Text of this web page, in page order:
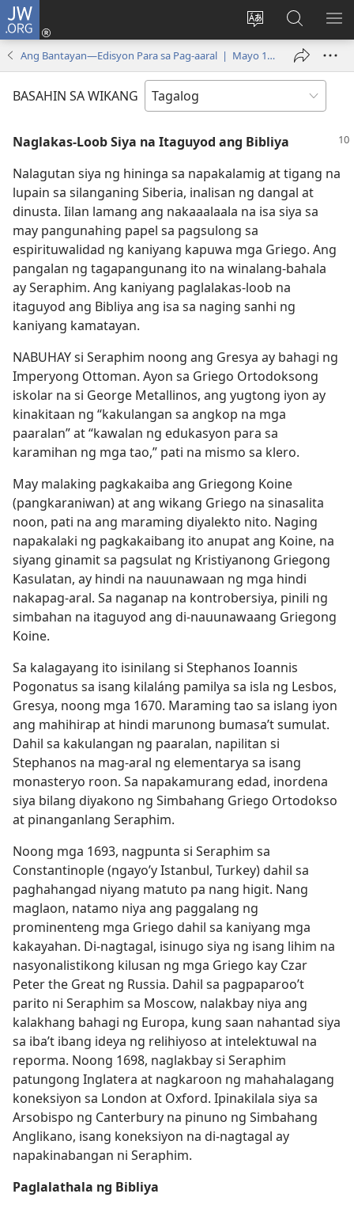
JW.ORG
Baguhin
ang
ng
Mag-
log
(may
bubukas
window)
sa
JW.ORG
Ang Bantayan—Edisyon Para sa Pag-aaral | Mayo 15, 2006
BASAHIN SA WIKANG
Naglakas-Loob Siya na Itaguyod ang Bibliya
Nalagutan siya ng hininga sa napakalamig at tigang na
lupain sa silanganing Siberia, inalisan ng dangal at
dinusta. Iilan lamang ang nakaaalaala na isa siya sa
may pangunahing papel sa pagsulong sa
espirituwalidad ng kaniyang kapuwa mga Griego. Ang
pangalan ng tagapangunang ito na winalang-bahala
ay Seraphim. Ang kaniyang paglalakas-loob na
itaguyod ang Bibliya ang isa sa naging sanhi ng
kaniyang kamatayan.
NABUHAY si Seraphim noong ang Gresya ay bahagi ng
Imperyong Ottoman. Ayon sa Griego Ortodoksong
iskolar na si George Metallinos, ang yugtong iyon ay
kinakitaan ng “kakulangan sa angkop na mga
paaralan” at “kawalan ng edukasyon para sa
karamihan ng mga tao,” pati na mismo sa klero.
May malaking pagkakaiba ang Griegong Koine
(pangkaraniwan) at ang wikang Griego na sinasalita
noon, pati na ang maraming diyalekto nito. Naging
napakalaki ng pagkakaibang ito anupat ang Koine, na
siyang ginamit sa pagsulat ng Kristiyanong Griegong
Kasulatan, ay hindi na nauunawaan ng mga hindi
nakapag-aral. Sa naganap na kontrobersiya, pinili ng
simbahan na itaguyod ang di-nauunawaang Griegong
Koine.
Sa kalagayang ito isinilang si Stephanos Ioannis
Pogonatus sa isang kilaláng pamilya sa isla ng Lesbos,
Gresya, noong mga 1670. Maraming tao sa islang iyon
ang mahihirap at hindi marunong bumasa’t sumulat.
Dahil sa kakulangan ng paaralan, napilitan si
Stephanos na mag-aral ng elementarya sa isang
monasteryo roon. Sa napakamurang edad, inordena
siya bilang diyakono ng Simbahang Griego Ortodokso
at pinanganlang Seraphim.
Noong mga 1693, nagpunta si Seraphim sa
Constantinople (ngayo’y Istanbul, Turkey) dahil sa
paghahangad niyang matuto pa nang higit. Nang
maglaon, natamo niya ang paggalang ng
prominenteng mga Griego dahil sa kaniyang mga
kakayahan. Di-nagtagal, isinugo siya ng isang lihim na
nasyonalistikong kilusan ng mga Griego kay Czar
Peter the Great ng Russia. Dahil sa pagpaparoo’t
parito ni Seraphim sa Moscow, nalakbay niya ang
kalakhang bahagi ng Europa, kung saan nahantad siya
sa iba’t ibang ideya ng relihiyoso at intelektuwal na
reporma. Noong 1698, naglakbay si Seraphim
patungong Inglatera at nagkaroon ng mahahalagang
koneksiyon sa London at Oxford. Ipinakilala siya sa
Arsobispo ng Canterbury na pinuno ng Simbahang
Anglikano, isang koneksiyon na di-nagtagal ay
napakinabangan ni Seraphim.
Paglalathala ng Bibliya